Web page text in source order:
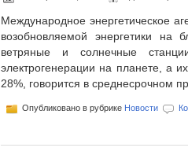
Международное энергетическое
возобновляемой энергетики
ветряные и солнечные
электрогенерации на планете, а
28%, говорится в среднесрочном
Опубликовано в рубрике Новости